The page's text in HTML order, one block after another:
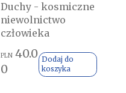
Duchy - kosmiczne
niewolnictwo
człowieka
PLN 40.0
0
Dodaj do
koszyka